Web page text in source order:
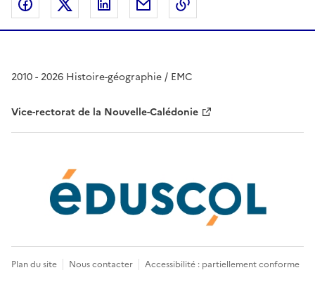
Partager sur Facebook
Partager sur Twitter
Partager sur LinkedIn
Partager par email
2010 - 2026 Histoire-géographie / EMC
Vice-rectorat de la Nouvelle-Calédonie
Plan du site Nous contacter
Accessibilité : partiellement conforme